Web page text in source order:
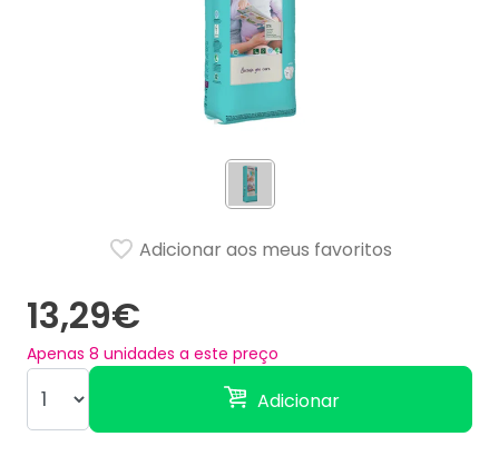
13,29€
Apenas 8 unidades a este preço
Adicionar
Adicionar aos meus favoritos